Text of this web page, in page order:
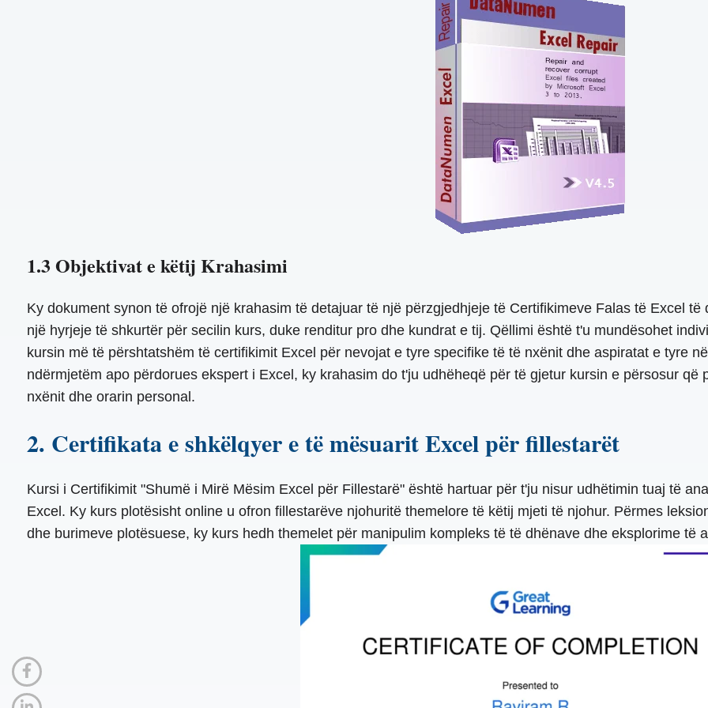
1.3 Objektivat e këtij Krahasimi
Ky dokument synon të ofrojë një krahasim të detajuar të një përzgjedhjeje të Certifikimeve Falas të Excel
një hyrjeje të shkurtër për secilin kurs, duke renditur pro dhe kundrat e tij. Qëllimi është t'u mundësohet
kursin më të përshtatshëm të certifikimit Excel për nevojat e tyre specifike të të nxënit dhe aspiratat e tyre
ndërmjetëm apo përdorues ekspert i Excel, ky krahasim do t'ju udhëheqë për të gjetur kursin e përsosur
nxënit dhe orarin personal.
2. Certifikata e shkëlqyer e të mësuarit Excel për fillestarët
Kursi i Certifikimit "Shumë i Mirë Mësim Excel për Fillestarë" është hartuar për t'ju nisur udhëtimin tuaj të
Excel. Ky kurs plotësisht online u ofron fillestarëve njohuritë themelore të këtij mjeti të njohur. Përmes
dhe burimeve plotësuese, ky kurs hedh themelet për manipulim kompleks të të dhënave dhe eksplorime të